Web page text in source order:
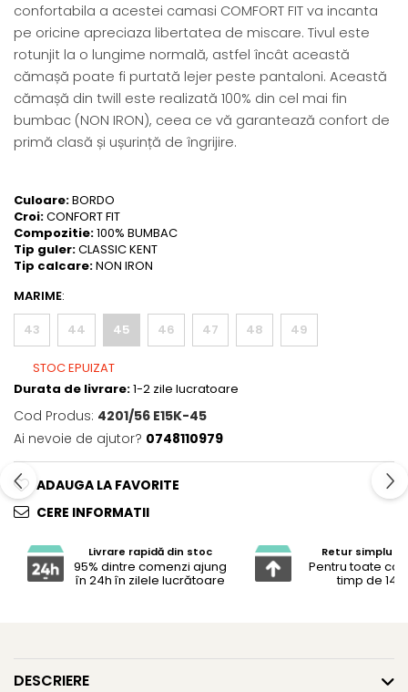
confortabila a acestei camasi COMFORT FIT va incanta
pe oricine apreciaza libertatea de miscare. Tivul este
rotunjit la o lungime normală, astfel încât această
cămașă poate fi purtată lejer peste pantaloni. Această
cămașă din twill este realizată 100% din cel mai fin
bumbac (NON IRON), ceea ce vă garantează confort de
primă clasă și ușurință de îngrijire.
Culoare:BORDO
Croi:CONFORT FIT
Compozitie:100% BUMBAC
Tip guler:CLASSIC KENT
Tip calcare:NON IRON
MARIME:
43
44 45 46 47 48 49
STOC EPUIZAT
Durata de livrare:1-2 zile lucratoare
Cod Produs: 4201/56 E15K-45
Ai nevoie de ajutor? 0748110979
ADAUGA LA FAVORITE
CERE INFORMATII
Livrare rapidă din stoc
95% dintre comenzi ajung
în 24h în zilele lucrătoare
Retur simplu și
Pentru toate
timp de 14
DESCRIERE